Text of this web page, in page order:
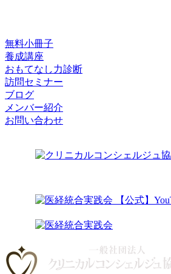
無料小冊子
養成講座
おもてなし力診断
訪問セミナー
ブログ
メンバー紹介
お問い合わせ